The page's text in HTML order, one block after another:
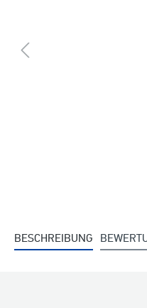
BESCHREIBUNG